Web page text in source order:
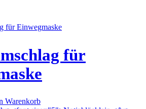
für
Warenkorb